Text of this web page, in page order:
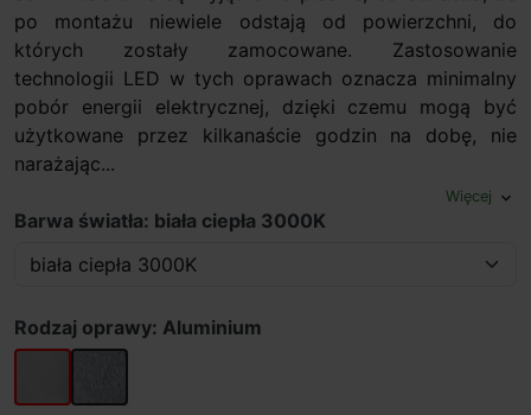
po montażu niewiele odstają od powierzchni, do
których zostały zamocowane. Zastosowanie
technologii LED w tych oprawach oznacza minimalny
pobór energii elektrycznej, dzięki czemu mogą być
użytkowane przez kilkanaście godzin na dobę, nie
narażając...
Więcej expand_more
Barwa światła: biała ciepła 3000K
Rodzaj oprawy: Aluminium
AluminiumStal szlachetna